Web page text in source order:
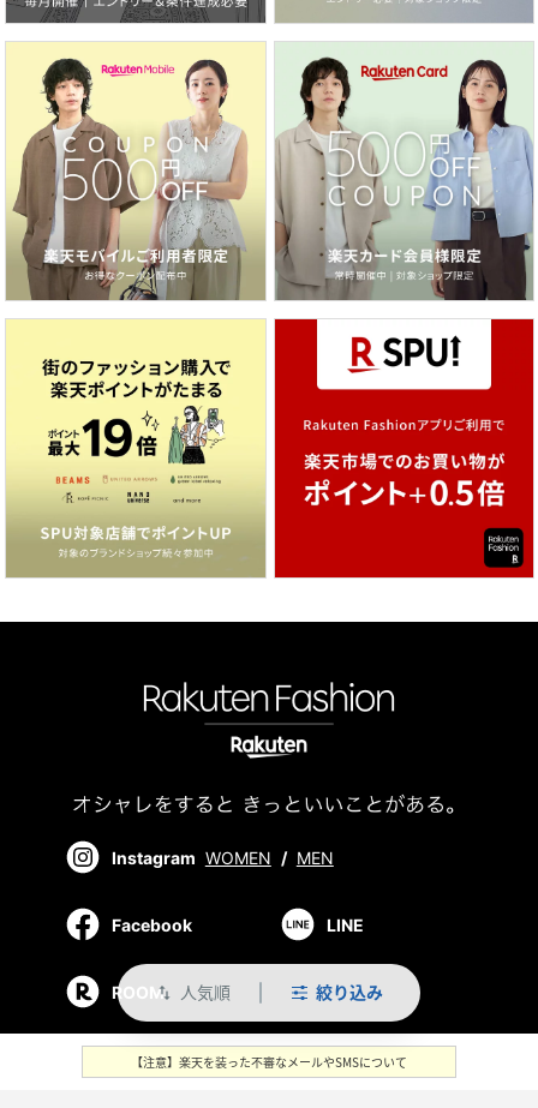
swap_vert 人気順 絞り込み
Instagram WOMEN / MEN
Facebook LINE
ROOM
【注意】楽天を装った不審なメールやSMSについて